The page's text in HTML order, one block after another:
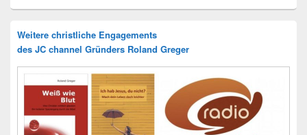
Weitere christliche Engagements
des JC channel Gründers Roland Greger